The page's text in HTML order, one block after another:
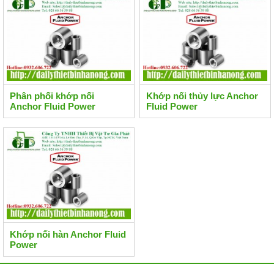
Phân phối khớp nối
Anchor Fluid Power
Khớp nối thủy lực Anchor
Fluid Power
Khớp nối hàn Anchor Fluid
Power